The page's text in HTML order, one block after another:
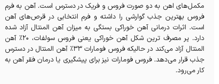
مکمل‌های اهن به دو صورت فروس و فریک در دسترس است. آهن به فرم
فروس بهترین جذب گوارشی را داشته و فرم انتخابی در قرص‌های آهن
است. اثرات درمانی آهن خوراکی بستگی به میزان آهن المنتال آزاد شده
دارد. پر مصرف ترین شکل آهن خوراکی یعنی فروس سولفات، 20% آهن
المنتال آزاد می‌کند در حالیکه فروس فومارات 33% آهن المنتال در دسترس
جذب قرار می‌دهد. فروس فومارات نیز برای پیشگیری یا درمان فقر آهن به
کار می‌رود.